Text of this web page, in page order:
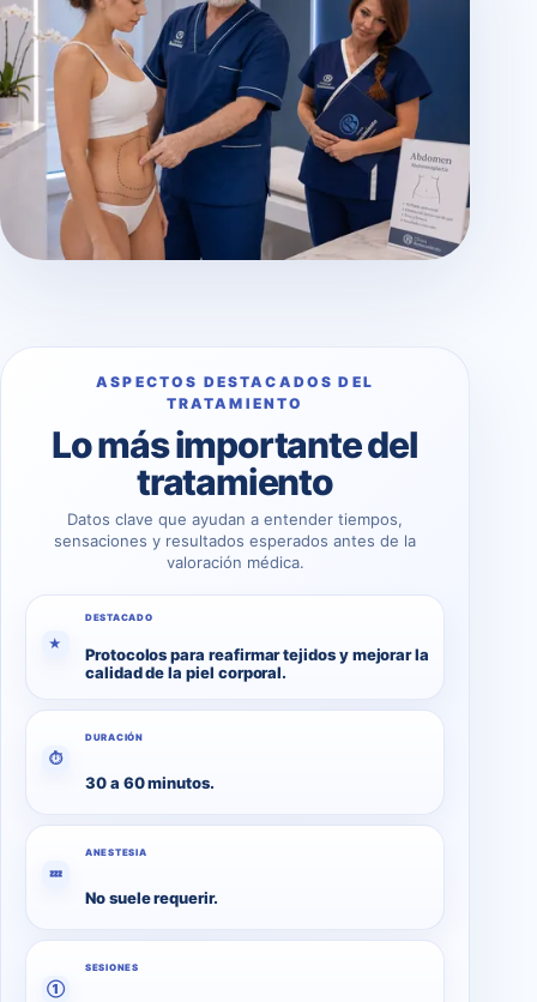
ASPECTOS DESTACADOS DEL
TRATAMIENTO
Lo más importante del
tratamiento
Datos clave que ayudan a entender tiempos,
sensaciones y resultados esperados antes de la
valoración médica.
★
DESTACADO
Protocolos para reafirmar tejidos y mejorar la
calidad de la piel corporal.
⏱
DURACIÓN
30 a 60 minutos.
💤
ANESTESIA
No suele requerir.
①
SESIONES